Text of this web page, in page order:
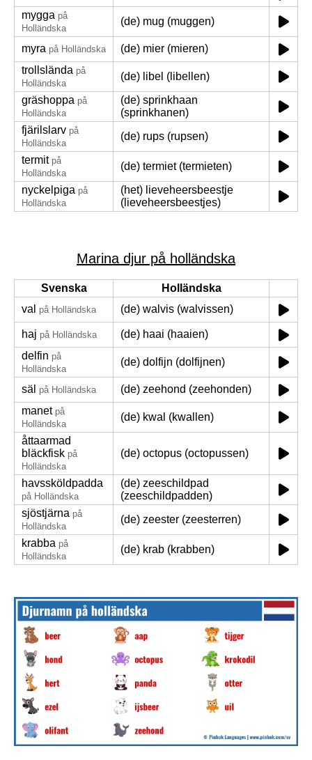
mygga på
Holländska
(de) mug (muggen)
myra på Holländska
(de) mier (mieren)
trollslända på
Holländska
(de) libel (libellen)
gräshoppa på
Holländska
(de) sprinkhaan
(sprinkhanen)
fjärilslarv på
Holländska
(de) rups (rupsen)
termit på
Holländska
(de) termiet (termieten)
nyckelpiga på
Holländska
(het) lieveheersbeestje
(lieveheersbeestjes)
Marina djur på holländska
Svenska
Holländska
val
på Holländska (de) walvis (walvissen)
haj på Holländska
(de) haai (haaien)
delfin på
Holländska
(de) dolfijn (dolfijnen)
säl på Holländska
(de) zeehond (zeehonden)
manet på
Holländska
(de) kwal (kwallen)
åttaarmad
bläckfisk på
Holländska
(de) octopus (octopussen)
havssköldpadda
på Holländska
(de) zeeschildpad
(zeeschildpadden)
sjöstjärna på
Holländska
(de) zeester (zeesterren)
krabba på
Holländska
(de) krab (krabben)